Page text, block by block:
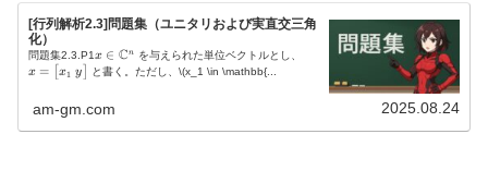
[行列解析2.3]問題集（ユニタリおよび実直交三角
化）
問題集2.3.P1x
\
\
m
x ∈ Cn を与えられた単位ベクトルとし、
gi
x = x1 y と書く。ただし、 \(x_1 \in \mathbb{...
am-gm.com 2025.08.24